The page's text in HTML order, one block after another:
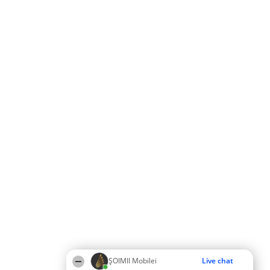
ȘOIMII Mobilei Live chat